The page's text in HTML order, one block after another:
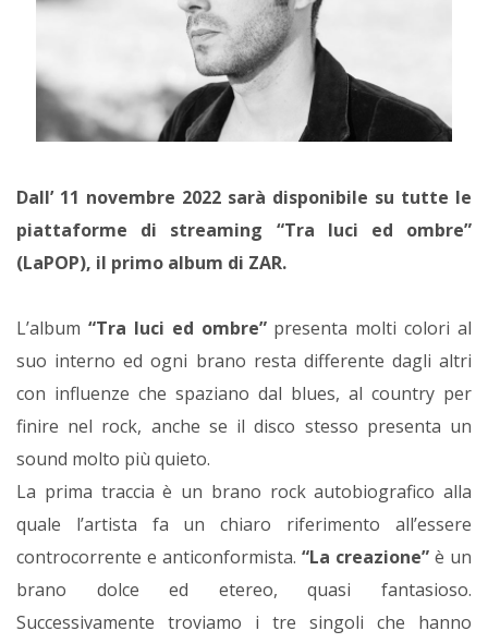
Dall’ 11 novembre 2022 sarà disponibile su tutte le
piattaforme di streaming “Tra luci ed ombre”
(LaPOP), il primo album di ZAR.
L’album “Tra luci ed ombre” presenta molti colori al
suo interno ed ogni brano resta differente dagli altri
con influenze che spaziano dal blues, al country per
finire nel rock, anche se il disco stesso presenta un
sound molto più quieto.
La prima traccia è un brano rock autobiografico alla
quale l’artista fa un chiaro riferimento all’essere
controcorrente e anticonformista. “La creazione” è un
brano dolce ed etereo, quasi fantasioso.
Successivamente troviamo i tre singoli che hanno